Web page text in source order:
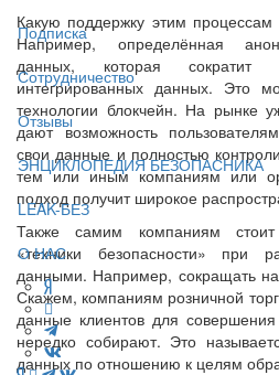
Подписка
Сотрудничество
Отзывы
ЭНЦИКЛОПЕДИЯ БЕЗОПАСНИКА
LEAK-БЕЗ
О НАС
Какую поддержку этим процессам
Например, определённая
данных, которая сократит
интегрированных данных. Это
технологии блокчейн. На рынке
дают возможность
свои данные и полностью
тем или иным компаниям или
подход получит широкое
Также самим компаниям стоит
«техники безопасности» при
данными. Например, сокращать
Скажем, компаниям розничной
данные клиентов для
нередко собирают. Это
данных по отношению к целям